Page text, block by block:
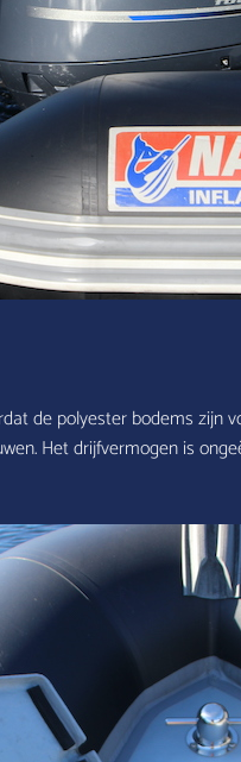
de polyester bodems zijn
Het drijfvermogen is